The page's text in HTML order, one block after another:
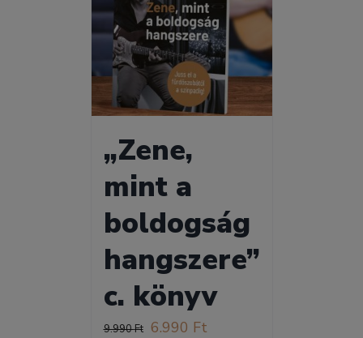
„Zene,
mint a
boldogság
hangszere”
c. könyv
9.990Ft Original
6.990 FtCurrent